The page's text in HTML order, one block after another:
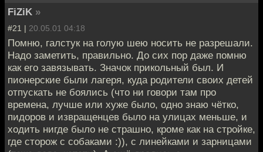
FiZiK »
#21 | 20.05.01 04:18
Помню, галстук на голую шею носить не разрешали.
Надо заметить, правильно. До сих пор даже помню
как его завязывать. Значок прикольный был. И
пионерские были лагеря, куда родители своих детей
отпускать не боялись (что ни говори там про
времена, лучше или хуже было, одно знаю чётко,
пидоров и извращенцев было на улицах меньше, и
ходить нигде было не страшно, кроме как на стройке,
где сторож с собаками :)), с линейками и зарницами